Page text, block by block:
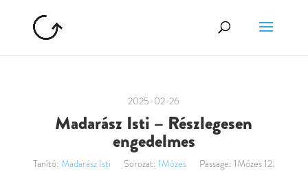
2025-02-26
Madarász Isti – Részlegesen
engedelmes
Tanító: Madarász Isti Sorozat: 1Mózes Passage: 1Mózes 12.